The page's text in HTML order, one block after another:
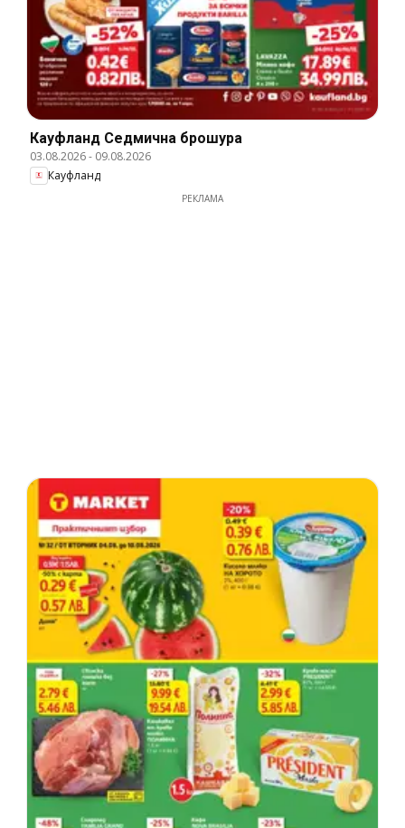
Кауфланд Cедмична брошура
03.08.2026- 09.08.2026
Кауфланд
РЕКЛАМА